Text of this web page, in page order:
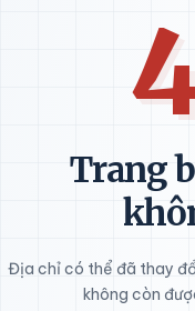
Trang
Địa chỉ có thể đã thay
không còn